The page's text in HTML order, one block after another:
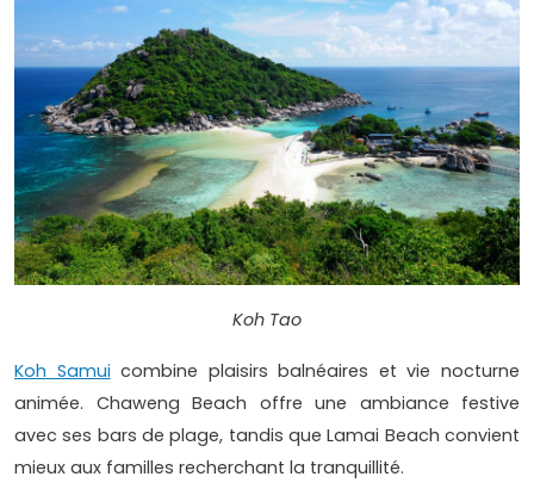
Koh Tao
Koh Samui combine plaisirs balnéaires et vie nocturne
animée. Chaweng Beach offre une ambiance festive
avec ses bars de plage, tandis que Lamai Beach convient
mieux aux familles recherchant la tranquillité.